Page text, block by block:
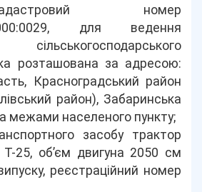
номер
для ведення
розташована за адресою:
Красноградський район
район), Забаринська
межами населеного пункту;
засобу трактор
Т-25, об’єм двигуна 2050 см
реєстраційний номер